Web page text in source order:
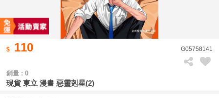
110 G05758141
銷量 : 0
現貨 東立 漫畫 惡靈剋星(2)